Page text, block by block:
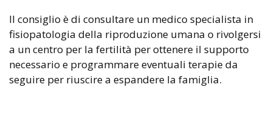
Il consiglio è di consultare un medico specialista in
fisiopatologia della riproduzione umana o rivolgersi
a un centro per la fertilità per ottenere il supporto
necessario e programmare eventuali terapie da
seguire per riuscire a espandere la famiglia.